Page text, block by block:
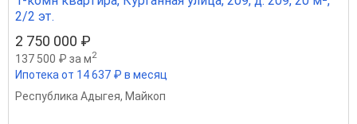
2/2 эт.
2 750 000 ₽
137 500 ₽ за м2
Ипотека от 14 637 ₽ в месяц
Республика Адыгея, Майкоп